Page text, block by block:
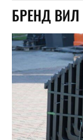
БРЕНД ВИЛ